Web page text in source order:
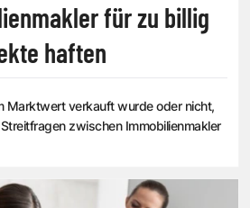
für zu billig
haften
Marktwert verkauft wurde oder nicht,
zwischen Immobilienmakler